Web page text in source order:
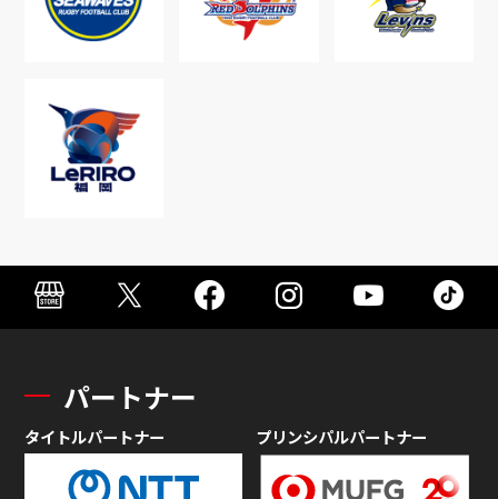
パートナー
タイトルパートナー プリンシパルパートナー